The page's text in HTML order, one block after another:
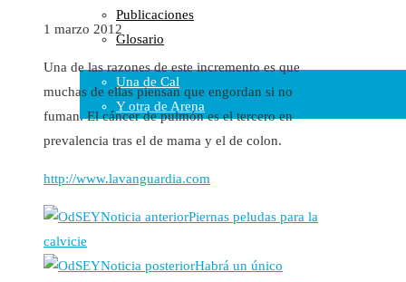
Humor
Cal y Arena
Una de Cal
Y otra de Arena
Noticias Sanitarias
Enlaces
Newsletter
Publicaciones
Glosario
1 marzo 2012
Una de las razones de este incremento es que
muchas de ellas piensan que engordan si no
fuman. El cáncer de pulmón es el tercero en
prevalencia tras el de mama y el de colon.
http://www.lavanguardia.com
Noticia anteriorPiernas peludas para la
calvicie
Noticia posteriorHabrá un único